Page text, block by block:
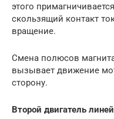
этого
скользящий контакт
вращение.
Смена полюсов
вызывает движение
сторону.
Второй двигатель